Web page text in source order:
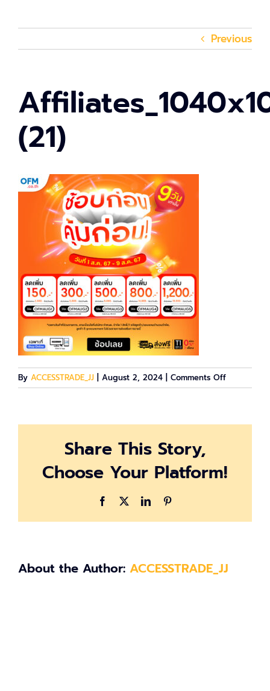
Previous
(21)
By ACCESSTRADE_JJ August 2, 2024 Comments Offon
Share This Story,
Choose Your Platform!
Facebook LinkedIn
About the Author: ACCESSTRADE_JJ